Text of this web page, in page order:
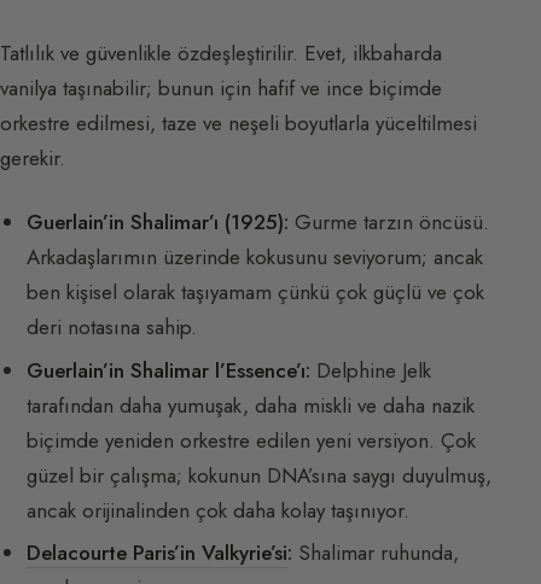
Tatlılık ve güvenlikle özdeşleştirilir. Evet, ilkbaharda
vanilya taşınabilir; bunun için hafif ve ince biçimde
orkestre edilmesi, taze ve neşeli boyutlarla yüceltilmesi
gerekir.
Guerlain’in Shalimar’ı (1925): Gurme tarzın öncüsü.
Arkadaşlarımın üzerinde kokusunu seviyorum; ancak
ben kişisel olarak taşıyamam çünkü çok güçlü ve çok
deri notasına sahip.
Guerlain’in Shalimar l’Essence’ı: Delphine Jelk
tarafından daha yumuşak, daha miskli ve daha nazik
biçimde yeniden orkestre edilen yeni versiyon. Çok
güzel bir çalışma; kokunun DNA’sına saygı duyulmuş,
ancak orijinalinden çok daha kolay taşınıyor.
Delacourte Paris’in Valkyrie’si: Shalimar ruhunda,